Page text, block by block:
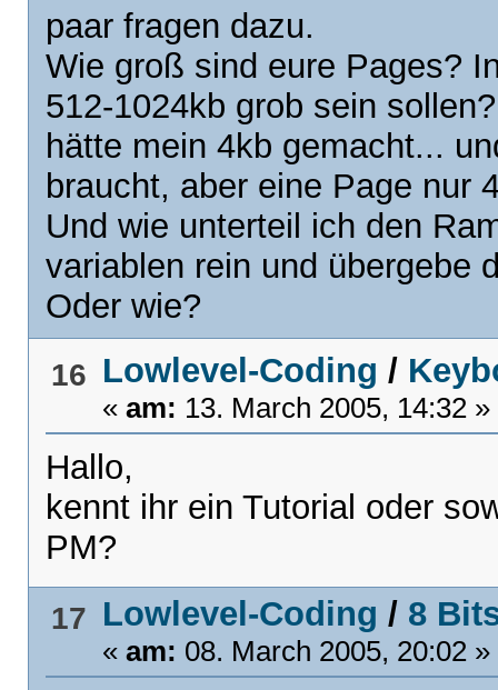
paar fragen dazu.
Wie groß sind eure Pages?
512-1024kb grob sein
hätte mein 4kb gemacht...
braucht, aber eine Page nur
Und wie unterteil ich den
variablen rein und übergebe
Oder wie?
16 Lowlevel-Coding /
«am: 13. March 2005, 14:32 »
Hallo,
kennt ihr ein Tutorial oder
PM?
17 Lowlevel-Coding / 8
«am: 08. March 2005, 20:02 »